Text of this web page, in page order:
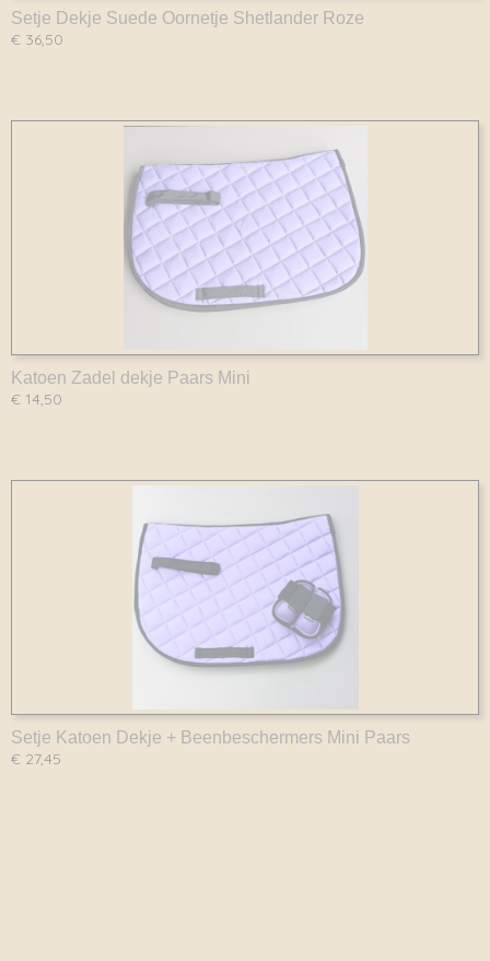
Setje Dekje Suede Oornetje Shetlander Roze
€ 36,50
Katoen Zadel dekje Paars Mini
€ 14,50
Setje Katoen Dekje + Beenbeschermers Mini Paars
€ 27,45